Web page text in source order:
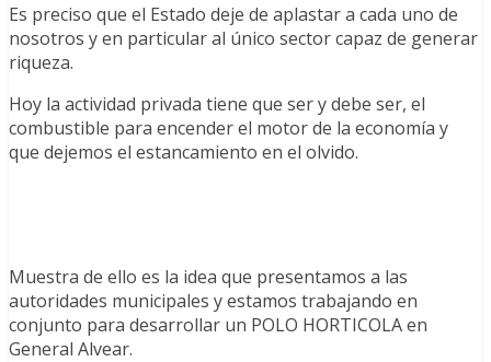
Es preciso que el Estado deje de aplastar a cada uno de
nosotros y en particular al único sector capaz de generar
riqueza.
Hoy la actividad privada tiene que ser y debe ser, el
combustible para encender el motor de la economía y
que dejemos el estancamiento en el olvido.
Muestra de ello es la idea que presentamos a las
autoridades municipales y estamos trabajando en
conjunto para desarrollar un POLO HORTICOLA en
General Alvear.